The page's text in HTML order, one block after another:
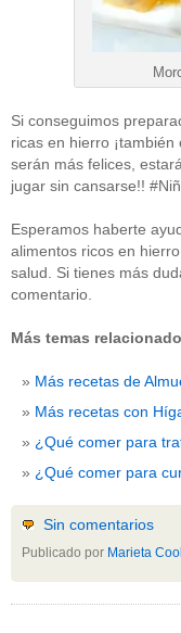
Si conseguimos
ricas en hierro
serán más felices,
jugar sin cansarse!!
Esperamos haberte
alimentos ricos en
salud. Si tienes más
comentario.
Más temas
Más recetas de
Más recetas con
¿Qué comer para
¿Qué comer para
Sin comentarios
Publicado por Marieta